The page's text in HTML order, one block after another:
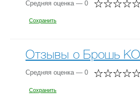
Средняя оценка — 0
Сохранить
Отзывы о Брошь
Средняя оценка — 0
Сохранить